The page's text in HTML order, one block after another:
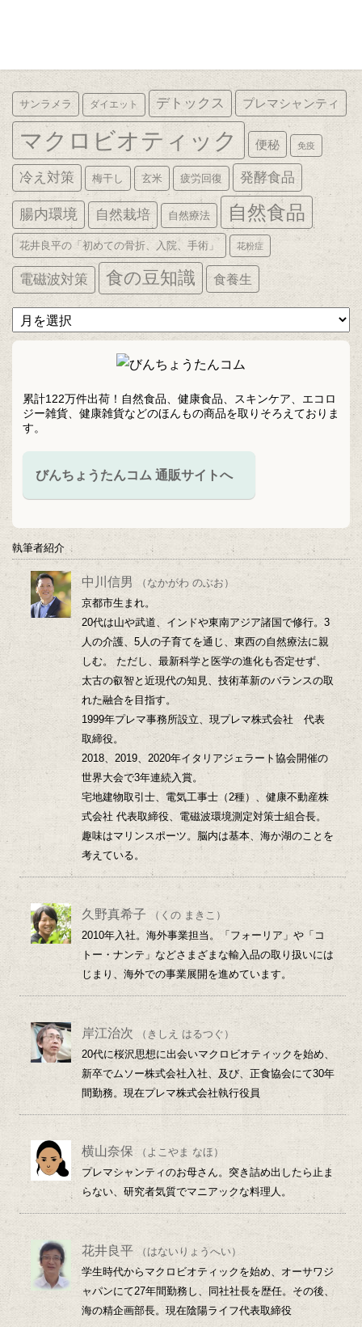
サンラメラ ダイエット デトックス プレマシャンティ
マクロビオティック 便秘 免疫
冷え対策 梅干し 玄米 疲労回復 発酵食品
腸内環境 自然栽培 自然療法 自然食品
花井良平の「初めての骨折、入院、手術」 花粉症
電磁波対策 食の豆知識 食養生
ア
ー
カ
累計122万件出荷！自然食品、健康食品、スキンケア、エコロ
ジー雑貨、健康雑貨などのほんもの商品を取りそろえておりま
す。
びんちょうたんコム 通販サイトへ
執筆者紹介
中川信男
（なかがわ のぶお）
京都市生まれ。
20代は山や武道、インドや東南アジア諸国で修行。3
人の介護、5人の子育てを通じ、東西の自然療法に親
しむ。 ただし、最新科学と医学の進化も否定せず、
太古の叡智と近現代の知見、技術革新のバランスの取
れた融合を目指す。
1999年プレマ事務所設立、現プレマ株式会社 代表
取締役。
2018、2019、2020年イタリアジェラート協会開催の
世界大会で3年連続入賞。
宅地建物取引士、電気工事士（2種）、健康不動産株
式会社 代表取締役、電磁波環境測定対策士組合長。
趣味はマリンスポーツ。脳内は基本、海か湖のことを
考えている。
久野真希子
（くの まきこ）
2010年入社。海外事業担当。「フォーリア」や「コ
トー・ナンテ」などさまざまな輸入品の取り扱いには
じまり、海外での事業展開を進めています。
岸江治次
（きしえ はるつぐ）
20代に桜沢思想に出会いマクロビオティックを始め、
新卒でムソー株式会社入社、及び、正食協会にて30年
間勤務。現在プレマ株式会社執行役員
横山奈保
（よこやま なほ）
プレマシャンティのお母さん。突き詰め出したら止ま
らない、研究者気質でマニアックな料理人。
花井良平 （はないりょうへい）
学生時代からマクロビオティックを始め、オーサワジ
ャパンにて27年間勤務し、同社社長を歴任。その後、
海の精企画部長。現在陰陽ライフ代表取締役